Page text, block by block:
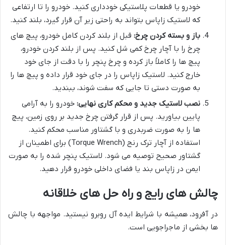
خودرو یا قطعات پلاستیکی خودداری کنید. خودرو را تا ارتفاعی
که لاستیک زاپاس بتواند به راحتی زیر آن قرار گیرد، بلند کنید.
باز و بسته کردن چرخ: قبل از بلند کردن کامل خودرو، پیچ های
چرخ را با آچار چرخ کمی شل کنید. پس از بلند کردن خودرو،
پیچ ها را کاملاً باز کرده و چرخ پنچر را با دقت از جای خود
خارج کنید. لاستیک زاپاس را در جای خود قرار داده و پیچ ها را
به صورت دستی تا جایی که سفت شوند، ببندید.
نصب لاستیک جدید و محکم کاری نهایی: خودرو را به آرامی
پایین بیاورید. پس از قرار گرفتن چرخ جدید بر روی زمین، پیچ
ها را به صورت ضربدری و با گشتاور مناسب محکم کنید.
استفاده از آچار ترک رنج (Torque Wrench) برای اطمینان از
گشتاور صحیح توصیه می شود. لاستیک پنچر شده را به صورت
ایمن در زاپاس بند یا فضای داخلی خودرو قرار دهید.
چالش های رایج و راه حل های خلاقانه
در آفرود، همیشه با شرایط ایده آل روبرو نیستید. مواجهه با چالش
ها بخشی از ماجراجویی است.